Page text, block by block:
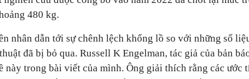
480 kg.
nhân dẫn tới sự chênh lệch khổng lồ so với những số
đã bị bỏ qua. Russell K Engelman, tác giả của bản
này trong bài viết của mình. Ông giải thích rằng các ước